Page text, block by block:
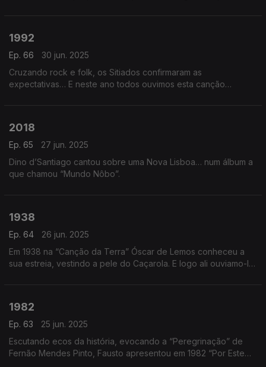
1992
Ep. 66
30 jun. 2025
Cruzando rock e folk, os Sitiados confirmaram as
expectativas… E neste ano todos ouvimos esta canção…
2018
Ep. 65
27 jun. 2025
Dino d’Santiago cantou sobre uma Nova Lisboa… num álbum a
que chamou “Mundo Nôbo”.
1938
Ep. 64
26 jun. 2025
Em 1938 na “Canção da Terra” Óscar de Lemos conheceu a
sua estreia, vestindo a pele do Caçarola. E logo ali ouviamo-lo
1982
Ep. 63
25 jun. 2025
Escutando ecos da história, evocando a “Peregrinação” de
Fernão Mendes Pinto, Fausto apresentou em 1982 “Por Este